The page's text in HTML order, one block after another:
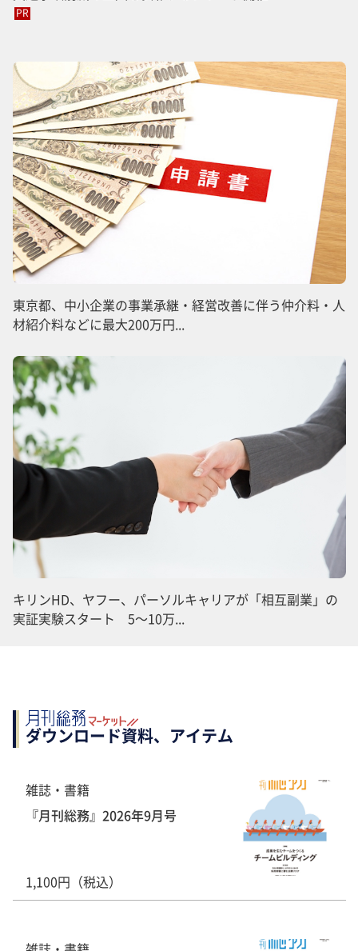
PR
東京都、中小企業の事業承継・経営改善に伴う仲介料・人
材紹介料などに最大200万円...
キリンHD、ヤフー、パーソルキャリアが「相互副業」の
実証実験スタート 5～10万...
ダウンロード資料、アイテム
雑誌・書籍
『月刊総務』2026年9月号
1,100円（税込）